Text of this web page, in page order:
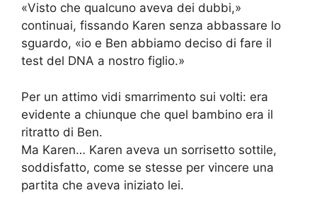
«Visto che qualcuno aveva dei dubbi,»
continuai, fissando Karen senza abbassare lo
sguardo, «io e Ben abbiamo deciso di fare il
test del DNA a nostro figlio.»
Per un attimo vidi smarrimento sui volti: era
evidente a chiunque che quel bambino era il
ritratto di Ben.
Ma Karen… Karen aveva un sorrisetto sottile,
soddisfatto, come se stesse per vincere una
partita che aveva iniziato lei.